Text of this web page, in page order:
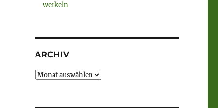
werkeln
ARCHIV
Archiv